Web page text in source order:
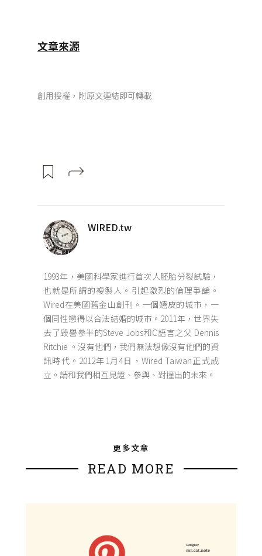
文章來源
創用授權，附原文連結即可轉載
WIRED.tw
1993年，美國科學家進行首次人胚胎分裂試驗，
也就是所謂的複製人。引起激烈的倫理爭論。
Wired在美國舊金山創刊。一個嬉皮的城市，一
個同性戀得以合法結婚的城市。2011年，世界失
去了毀譽參半的Steve Jobs和C語言之父 Dennis
Ritchie 。沒有他們，我們無法想像沒有他們的資
訊時代。2012年1月4日，Wired Taiwan正式成
立。請和我們相互見證、參與、對撞出的未來。
更多文章
READ MORE